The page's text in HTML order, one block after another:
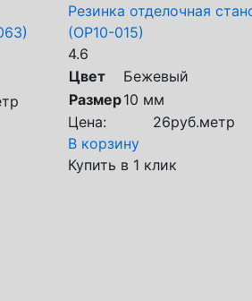
Резинка отделочная
(ОР10-015)
4.6
Цвет
Бежевый
Размер10 мм
Цена:
26руб.метр
В корзину
Купить в 1 клик